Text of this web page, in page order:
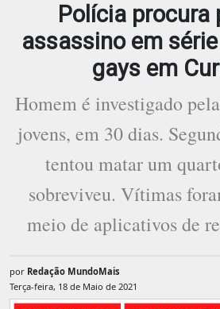
Polícia procura
assassino em
gays em
Homem é investigado
jovens, em 30 dias.
tentou matar um
sobreviveu. Vítimas
meio de aplicativos de
por Redação MundoMais
Terça-feira, 18 de Maio de 2021